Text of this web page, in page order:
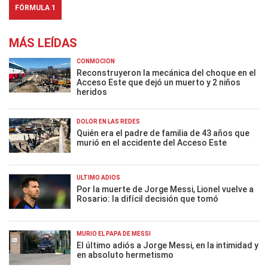
FÓRMULA 1
MÁS LEÍDAS
CONMOCIÓN
Reconstruyeron la mecánica del choque en el
Acceso Este que dejó un muerto y 2 niños
heridos
DOLOR EN LAS REDES
Quién era el padre de familia de 43 años que
murió en el accidente del Acceso Este
ÚLTIMO ADIÓS
Por la muerte de Jorge Messi, Lionel vuelve a
Rosario: la difícil decisión que tomó
MURIÓ EL PAPÁ DE MESSI
El último adiós a Jorge Messi, en la intimidad y
en absoluto hermetismo